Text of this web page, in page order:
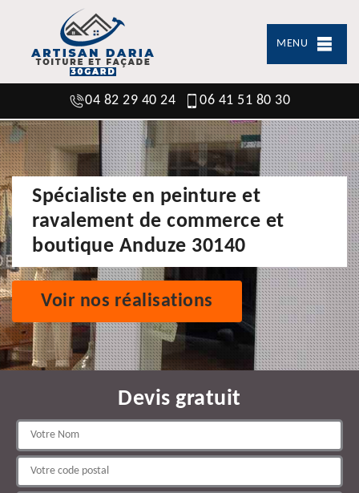
MENU
04 82 29 40 24 06 41 51 80 30
Spécialiste en peinture et
ravalement de commerce et
boutique Anduze 30140
Voir nos réalisations
Devis gratuit